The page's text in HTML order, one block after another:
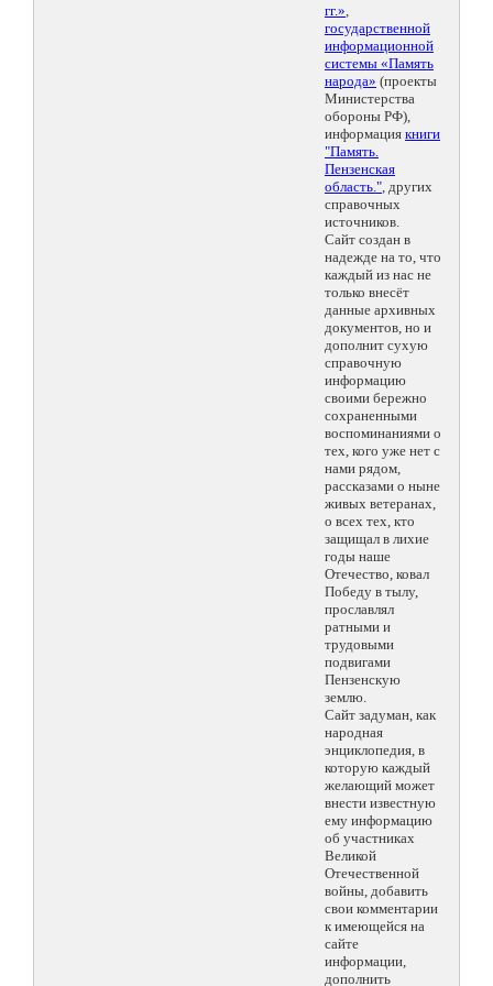
гг.»,
государственной
информационной
системы «Память
народа» (проекты
Министерства
обороны РФ),
информация книги
"Память.
Пензенская
область.", других
справочных
источников.
Сайт создан в
надежде на то, что
каждый из нас не
только внесёт
данные архивных
документов, но и
дополнит сухую
справочную
информацию
своими бережно
сохраненными
воспоминаниями о
тех, кого уже нет с
нами рядом,
рассказами о ныне
живых ветеранах,
о всех тех, кто
защищал в лихие
годы наше
Отечество, ковал
Победу в тылу,
прославлял
ратными и
трудовыми
подвигами
Пензенскую
землю.
Сайт задуман, как
народная
энциклопедия, в
которую каждый
желающий может
внести известную
ему информацию
об участниках
Великой
Отечественной
войны, добавить
свои комментарии
к имеющейся на
сайте
информации,
дополнить